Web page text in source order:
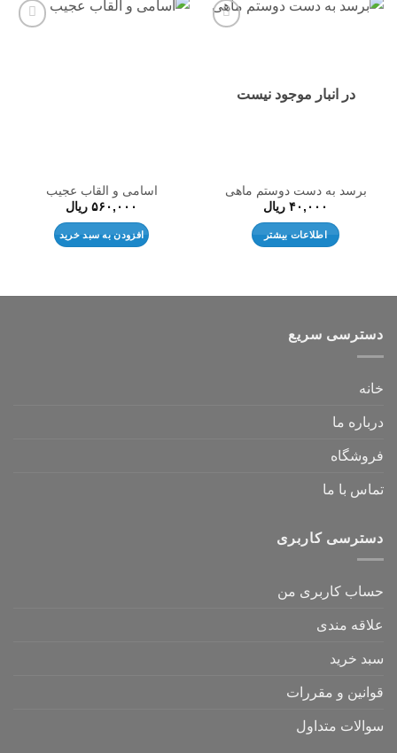
در انبار موجود نیست
برسد به دست دوستم ماهی
۴۰,۰۰۰ ریال
اطلاعات بیشتر
اسامی و القاب عجیب
۵۶۰,۰۰۰ ریال
افزودن به سبد خرید
دسترسی سریع
خانه
درباره ما
فروشگاه
تماس با ما
دسترسی کاربری
حساب کاربری من
علاقه مندی
سبد خرید
قوانین و مقررات
سوالات متداول